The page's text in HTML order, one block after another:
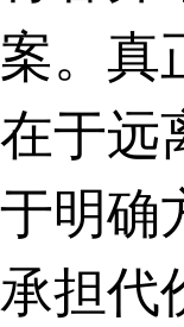
案。真
在于远
于明确
承担代